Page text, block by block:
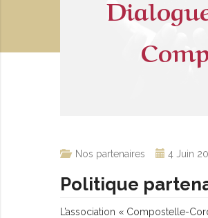
Nos partenaires 4 Juin
Politique
L’association « Compostelle-